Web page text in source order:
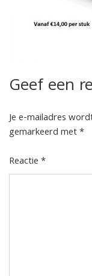
Geef een
Je e-mailadres
gemarkeerd met*
Reactie*